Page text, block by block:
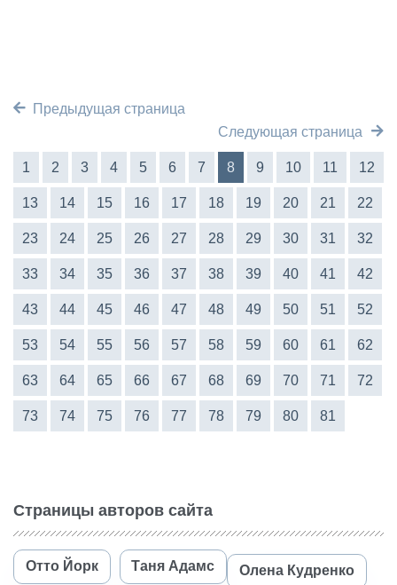
Предыдущая страница
Следующая страница
1 2 3 4 5 6 7 8 9 10 11 12
13 14 15 16 17 18 19 20 21 22
23 24 25 26 27 28 29 30 31 32
33 34 35 36 37 38 39 40 41 42
43 44 45 46 47 48 49 50 51 52
53 54 55 56 57 58 59 60 61 62
63 64 65 66 67 68 69 70 71 72
73 74 75 76 77 78 79 80 81
Страницы авторов сайта
Отто Йорк Таня Адамс Олена Кудренко